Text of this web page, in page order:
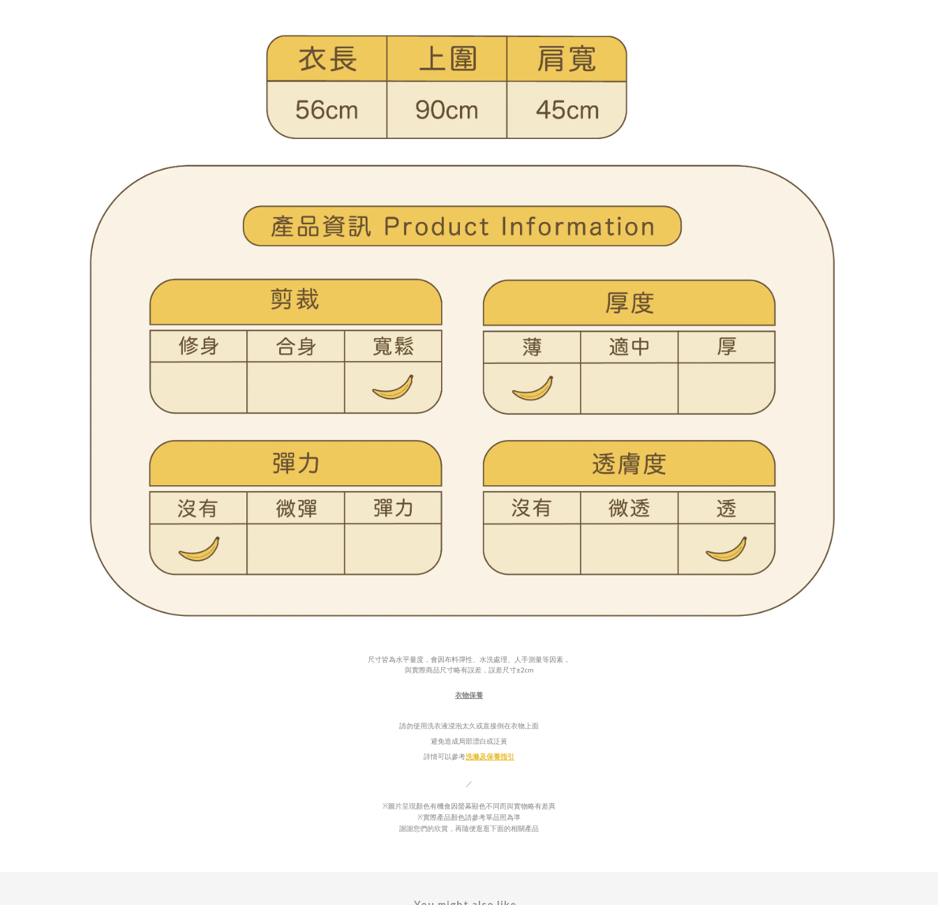
尺寸皆為水平量度，會因布料彈性、水洗處理、人手測量等因素，
與實際商品尺寸略有誤差，誤差尺寸±2cm
衣物保養
請勿使用洗衣液浸泡太久或直接倒在衣物上面
避免造成局部漂白或泛黃
詳情可以參考洗滌及保養指引
／
※圖片呈現顏色有機會因螢幕顯色不同而與實物略有差異
※實際產品顏色請參考單品照為準
謝謝您們的欣賞，再隨便逛逛下面的相關產品